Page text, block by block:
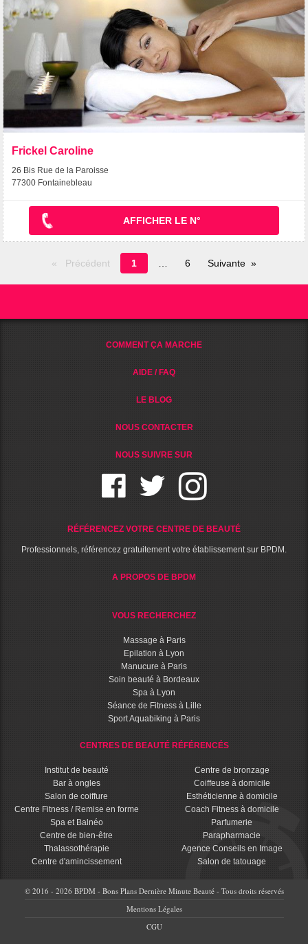
Frickel Caroline
26 Bis Rue de la Paroisse
77300 Fontainebleau
AFFICHER LE N°
Précédent
Page
en
1 6 Suivante
COMMENT ÇA MARCHE
AIDE / FAQ
LE BLOG
NOUS CONTACTER
NOUS SUIVRE SUR
RÉFÉRENCEZ VOTRE CENTRE DE BEAUTÉ
Professionnels, référencez gratuitement votre établissement sur BPDM.
A PROPOS DE BPDM
VOUS RECHERCHEZ
Massage à Paris
Epilation à Lyon
Manucure à Paris
Soin beauté à Bordeaux
Spa à Lyon
Séance de Fitness à Lille
Sport Aquabiking à Paris
CENTRES DE BEAUTÉ RÉFÉRENCÉS
Institut de beauté
Bar à ongles
Salon de coiffure
Centre Fitness / Remise en forme
Spa et Balnéo
Centre de bien-être
Thalassothérapie
Centre d'amincissement
Centre de bronzage
Coiffeuse à domicile
Esthéticienne à domicile
Coach Fitness à domicile
Parfumerie
Parapharmacie
Agence Conseils en Image
Salon de tatouage
© 2016 - 2026 BPDM - Bons Plans Dernière Minute Beauté - Tous droits réservés
Mentions Légales
CGU